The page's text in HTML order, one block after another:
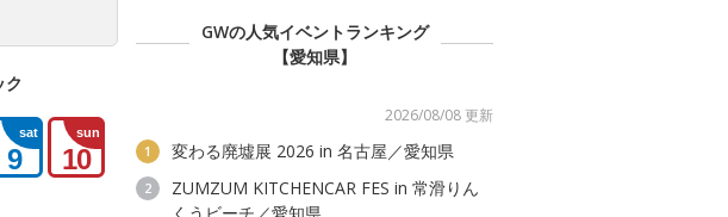
sat
9
sun
10
GWの人気イベントランキング
【愛知県】
2026/08/08 更新
1 変わる廃墟展 2026 in 名古屋／愛知県
2
ZUMZUM KITCHENCAR FES in 常滑りん